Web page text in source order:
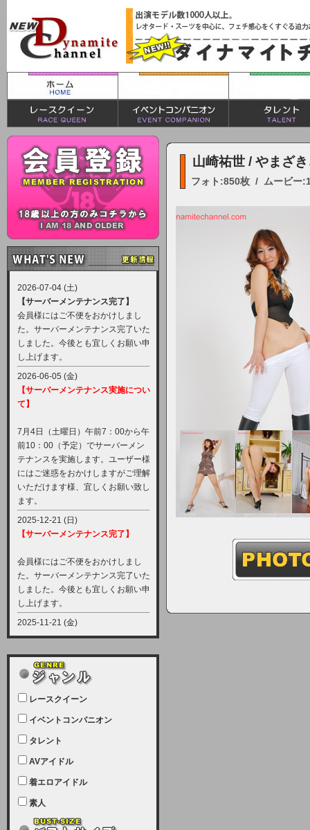
2026-07-04 (土)
【サーバーメンテナンス完了】
会員様にはご不便をおかけしまし
た。サーバーメンテナンス完了いた
しました。今後とも宜しくお願い申
し上げます。
2026-06-05 (金)
【サーバーメンテナンス実施につい
て】
7月4日（土曜日）午前7：00から午
前10：00（予定）でサーバーメン
テナンスを実施します。ユーザー様
にはご迷惑をおかけしますがご理解
いただけます様、宜しくお願い致し
ます。
2025-12-21 (日)
【サーバーメンテナンス完了】
会員様にはご不便をおかけしまし
た。サーバーメンテナンス完了いた
しました。今後とも宜しくお願い申
し上げます。
2025-11-21 (金)
【サーバーメンテナンス実施につい
12月21日（日曜日）午前9：00か
ら午前11：00（予定）でサーバー
メンテナンスを実施します。ユーザ
ー様にはご迷惑をおかけしますがご
理解いただけます様、宜しくお願い
致します。
2025-07-05 (土)
【サーバーメンテナンス完了のお知
本日、サーバーメンテナンスのため
レースクイーン
イベントコンパニオン
タレント
AVアイドル
着エロアイドル
素人
山崎祐世 / やまざ
フォト:850枚 / ムービー